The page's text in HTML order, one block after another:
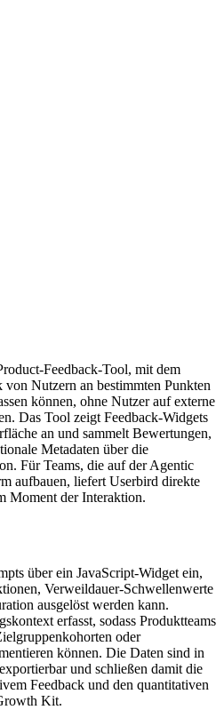
Feedback-Tool, mit dem
von Nutzern an bestimmten Punkten
können, ohne Nutzer auf externe
Das Tool zeigt Feedback-Widgets
an und sammelt Bewertungen,
Metadaten über die
Für Teams, die auf der Agentic
aufbauen, liefert Userbird direkte
Moment der Interaktion.
über ein JavaScript-Widget ein,
Verweildauer-Schwellenwerte
ausgelöst werden kann.
erfasst, sodass Produktteams
oder
können. Die Daten sind in
und schließen damit die
Feedback und den quantitativen
Kit.